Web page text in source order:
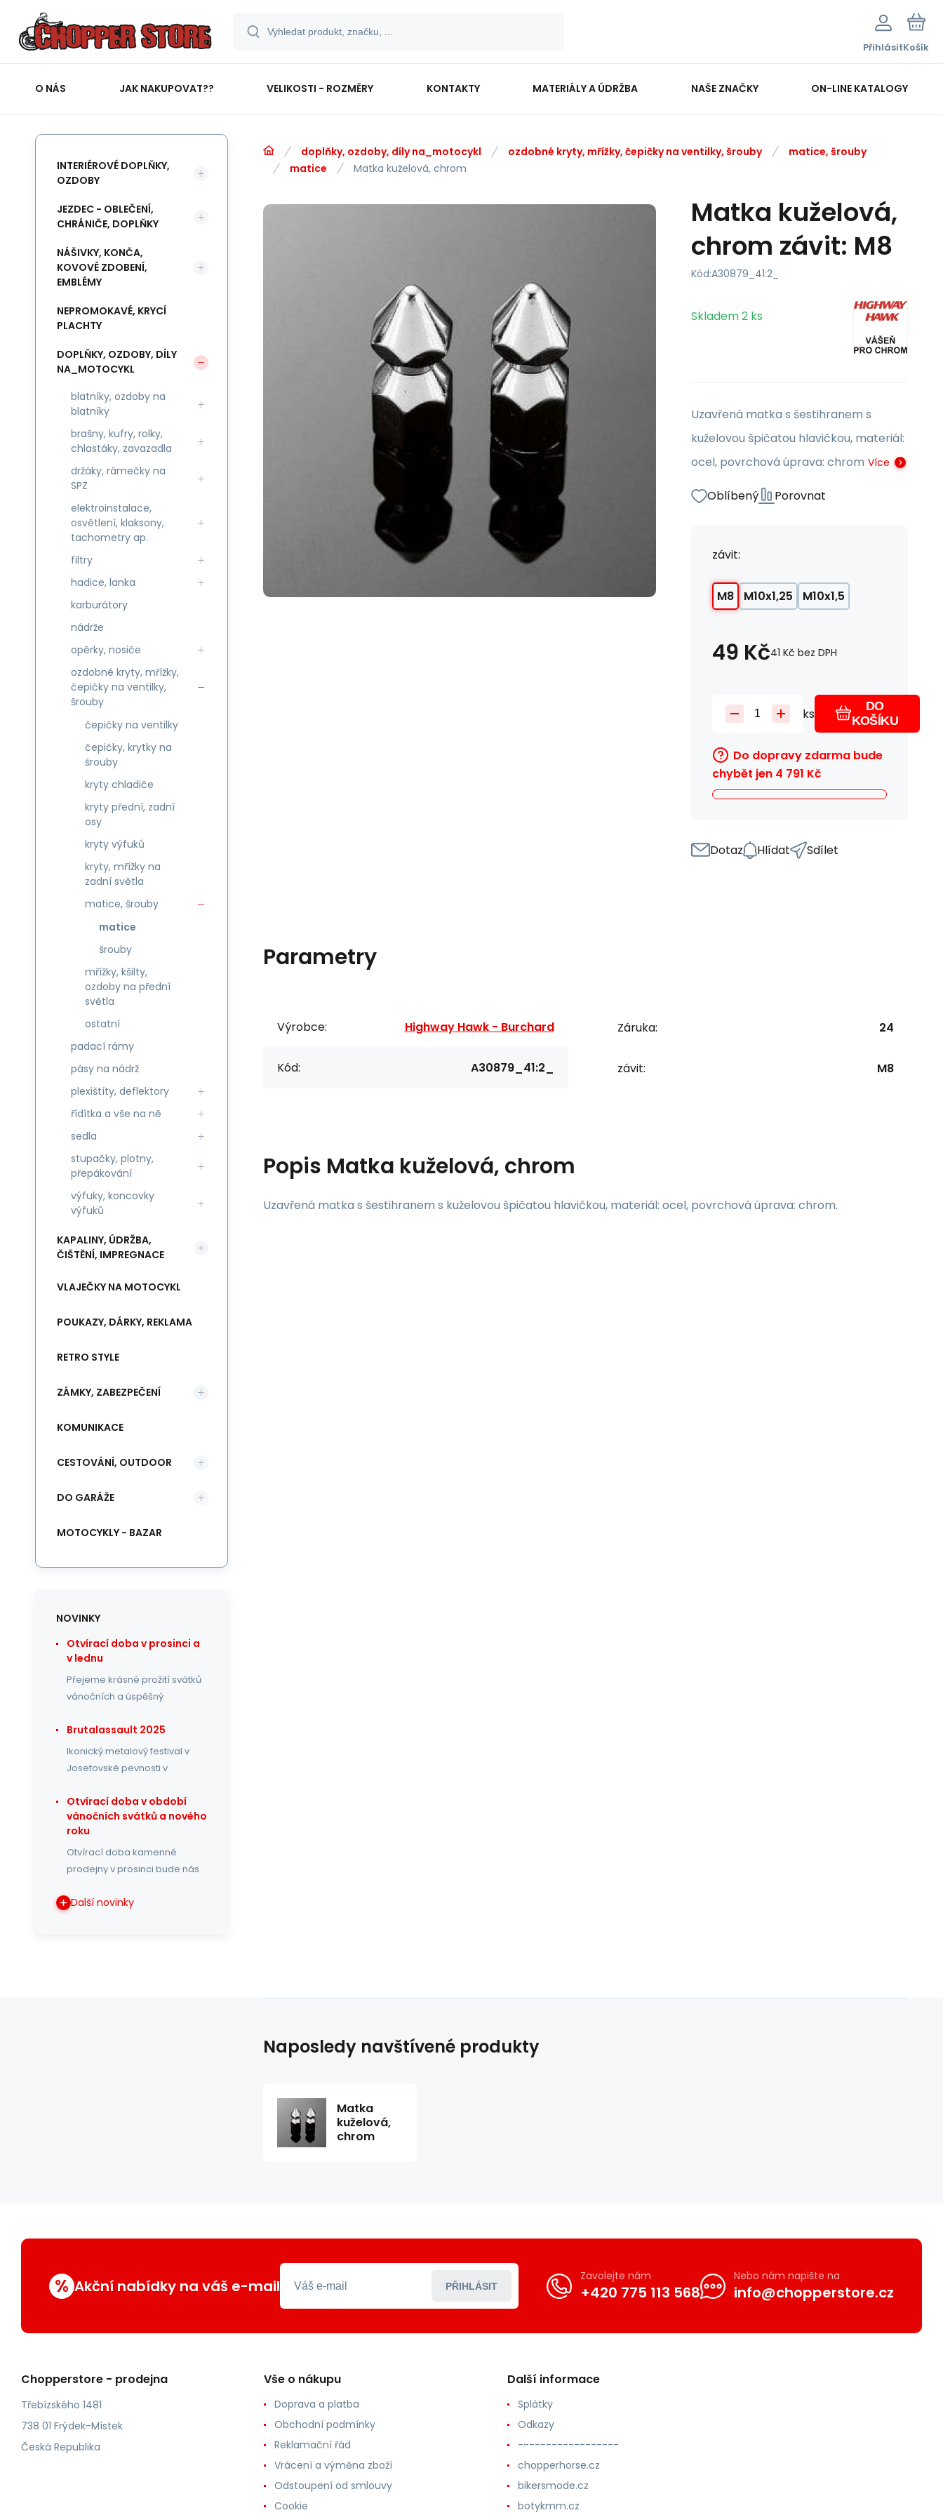
PřihlásitKošík
O NÁS JAK NAKUPOVAT?? VELIKOSTI - ROZMĚRY KONTAKTY MATERIÁLY A ÚDRŽBA NAŠE ZNAČKY ON-LINE KATALOGY
doplňky, ozdoby, díly na_motocykl ozdobné kryty, mřížky, čepičky na ventilky, šrouby
matice, šrouby
matice
Matka kuželová, chrom
Matka kuželová,
chrom závit: M8
Kód:A30879_41:2_
Skladem2 ks
Uzavřená matka s šestihranem s
kuželovou špičatou hlavičkou, materiál:
ocel, povrchová úprava: chrom Více
Oblíbený Porovnat
závit:
M8 M10x1,25 M10x1,5
49 Kč41 Kč bez DPH
ks
DO
KOŠÍKU
Do dopravy zdarma bude
chybět jen 4 791 Kč
Dotaz Hlídat Sdílet
Parametry
Výrobce: Highway Hawk - Burchard
Kód: A30879_41:2_
Záruka: 24
závit: M8
Popis Matka kuželová, chrom
Uzavřená matka s šestihranem s kuželovou špičatou hlavičkou, materiál: ocel, povrchová úprava: chrom.
INTERIÉROVÉ DOPLŇKY,
OZDOBY
JEZDEC - OBLEČENÍ,
CHRÁNIČE, DOPLŇKY
NÁŠIVKY, KONČA,
KOVOVÉ ZDOBENÍ,
EMBLÉMY
NEPROMOKAVÉ, KRYCÍ
PLACHTY
DOPLŇKY, OZDOBY, DÍLY
NA_MOTOCYKL
blatníky, ozdoby na
blatníky
brašny, kufry, rolky,
chlastáky, zavazadla
držáky, rámečky na
SPZ
elektroinstalace,
osvětlení, klaksony,
tachometry ap.
filtry
hadice, lanka
karburátory
nádrže
opěrky, nosiče
ozdobné kryty, mřížky,
čepičky na ventilky,
šrouby
čepičky na ventilky
čepičky, krytky na
šrouby
kryty chladiče
kryty přední, zadní
osy
kryty výfuků
kryty, mřížky na
zadní světla
matice, šrouby
matice
šrouby
mřížky, kšilty,
ozdoby na přední
světla
ostatní
padací rámy
pásy na nádrž
plexištíty, deflektory
řídítka a vše na ně
sedla
stupačky, plotny,
přepákování
výfuky, koncovky
výfuků
KAPALINY, ÚDRŽBA,
ČIŠTĚNÍ, IMPREGNACE
VLAJEČKY NA MOTOCYKL
POUKAZY, DÁRKY, REKLAMA
RETRO STYLE
ZÁMKY, ZABEZPEČENÍ
KOMUNIKACE
CESTOVÁNÍ, OUTDOOR
DO GARÁŽE
MOTOCYKLY - BAZAR
NOVINKY
Otvírací doba v prosinci a
v lednu
Přejeme krásné prožití svátků
vánočních a úspěšný
Brutalassault 2025
Ikonický metalový festival v
Josefovské pevnosti v
Otvírací doba v období
vánočních svátků a nového
roku
Otvírací doba kamenné
prodejny v prosinci bude nás
Další novinky
Naposledy navštívené produkty
Matka
kuželová,
chrom
% Akční nabídky na váš e-mail PŘIHLÁSIT
Zavolejte nám
+420 775 113 568
Nebo nám napište na
info@chopperstore.cz
Chopperstore - prodejna
Třebízského 1481
738 01 Frýdek-Místek
Česká Republika
Vše o nákupu
Doprava a platba
Obchodní podmínky
Reklamační řád
Vrácení a výměna zboží
Odstoupení od smlouvy
Cookie
Další informace
Splátky
Odkazy
------------------
chopperhorse.cz
bikersmode.cz
botykmm.cz